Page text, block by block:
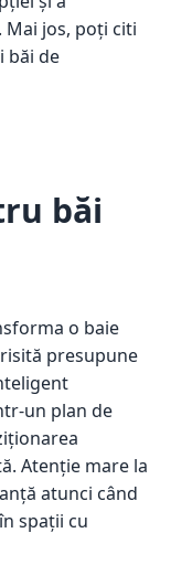
jos, poți citi
băi de
băi
o baie
presupune
un plan de
Atenție mare la
atunci când
spații cu